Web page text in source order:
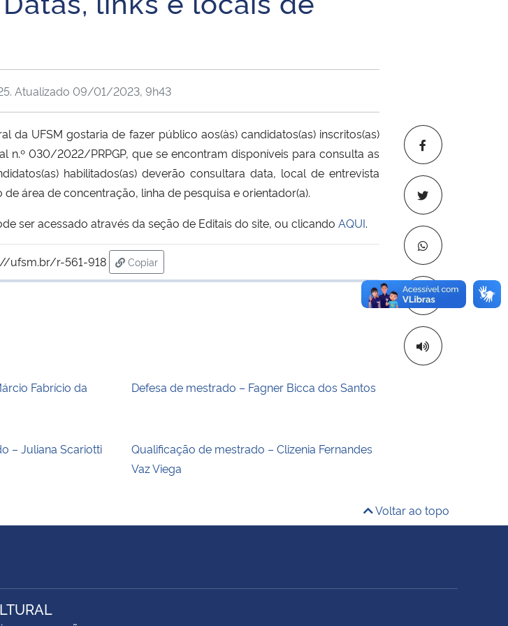
Copiar para
. Atualizado 09/01/2023, 9h43
UFSM gostaria de fazer público aos(às) candidatos(as) inscritos(as)
n.º 030/2022/PRPGP, que se encontram disponíveis para consulta as
habilitados(as) deverão consultara data, local de entrevista
área de concentração, linha de pesquisa e orientador(a).
ser acessado através da seção de Editais do site, ou clicando AQUI.
ufsm.br/r-561-918
Copiar
para área de transferência
Fabrício da
Defesa de mestrado – Fagner Bicca dos Santos
– Juliana Scariotti
Qualificação de mestrado – Clizenia Fernandes
Vaz Viega
Voltar ao topo